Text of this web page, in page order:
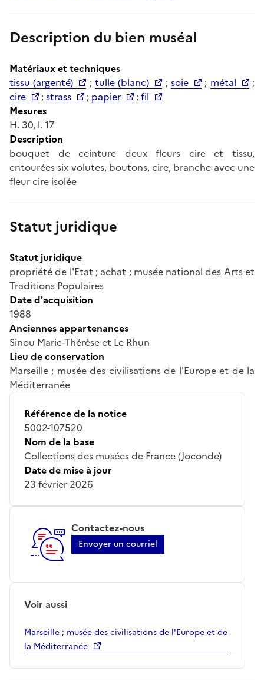
Description du bien muséal
Matériaux et techniques
tissu (argenté)
;tulle (blanc) ;soie ; métal
;
cire
;strass ; papier ;fil
Mesures
H. 30, l. 17
Description
bouquet de ceinture deux fleurs cire et tissu,
entourées six volutes, boutons, cire, branche avec une
fleur cire isolée
Statut juridique
Statut juridique
propriété de l'Etat ; achat ; musée national des Arts et
Traditions Populaires
Date d'acquisition
1988
Anciennes appartenances
Sinou Marie-Thérèse et Le Rhun
Lieu de conservation
Marseille ; musée des civilisations de l'Europe et de la
Méditerranée
Référence de la notice
5002-107520
Nom de la base
Collections des musées de France (Joconde)
Date de mise à jour
23 février 2026
Contactez-nous
Envoyer un courriel
Voir aussi
Marseille ; musée des civilisations de l'Europe et de
la Méditerranée